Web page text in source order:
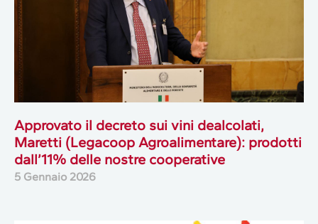
Approvato il decreto sui vini dealcolati,
Maretti (Legacoop Agroalimentare): prodotti
dall’11% delle nostre cooperative
5 Gennaio 2026